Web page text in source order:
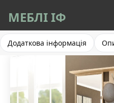
МЕБЛІ ІФ
Додаткова інформація